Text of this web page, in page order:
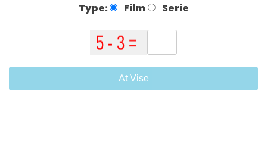
Type: Film Serie
At Vise